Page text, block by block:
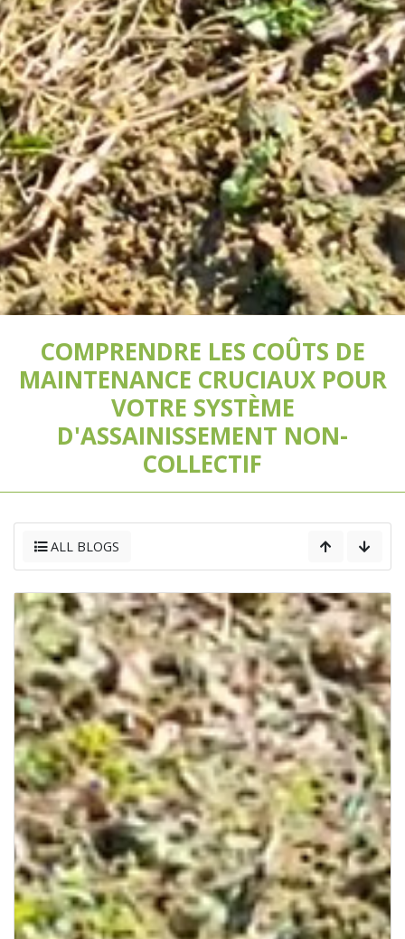
COMPRENDRE LES COÛTS DE
MAINTENANCE CRUCIAUX POUR
VOTRE SYSTÈME
D'ASSAINISSEMENT NON-
COLLECTIF
ALL BLOGS